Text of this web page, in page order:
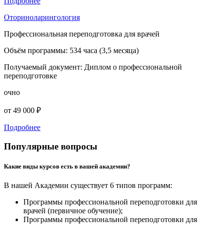
Оториноларингология
Профессиональная переподготовка для врачей
Объём программы: 534 часа (3,5 месяца)
Получаемый документ: Диплом о профессиональной
переподготовке
очно
от 49 000 ₽
Подробнее
Популярные вопросы
Какие виды курсов есть в вашей академии?
В нашей Академии существует 6 типов программ:
Программы профессиональной переподготовки для
врачей (первичное обучение);
Программы профессиональной переподготовки для